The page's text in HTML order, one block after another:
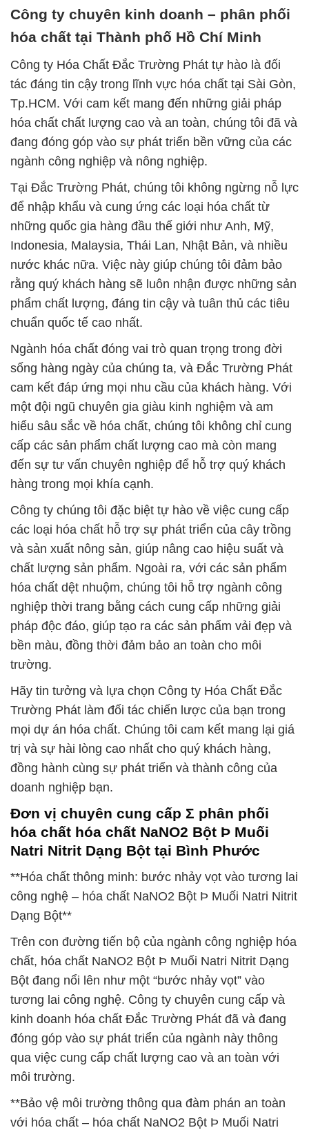
Công ty chuyên kinh doanh – phân phối
hóa chất tại Thành phố Hồ Chí Minh
Công ty Hóa Chất Đắc Trường Phát tự hào là đối
tác đáng tin cậy trong lĩnh vực hóa chất tại Sài Gòn,
Tp.HCM. Với cam kết mang đến những giải pháp
hóa chất chất lượng cao và an toàn, chúng tôi đã và
đang đóng góp vào sự phát triển bền vững của các
ngành công nghiệp và nông nghiệp.
Tại Đắc Trường Phát, chúng tôi không ngừng nỗ lực
để nhập khẩu và cung ứng các loại hóa chất từ
những quốc gia hàng đầu thế giới như Anh, Mỹ,
Indonesia, Malaysia, Thái Lan, Nhật Bản, và nhiều
nước khác nữa. Việc này giúp chúng tôi đảm bảo
rằng quý khách hàng sẽ luôn nhận được những sản
phẩm chất lượng, đáng tin cậy và tuân thủ các tiêu
chuẩn quốc tế cao nhất.
Ngành hóa chất đóng vai trò quan trọng trong đời
sống hàng ngày của chúng ta, và Đắc Trường Phát
cam kết đáp ứng mọi nhu cầu của khách hàng. Với
một đội ngũ chuyên gia giàu kinh nghiệm và am
hiểu sâu sắc về hóa chất, chúng tôi không chỉ cung
cấp các sản phẩm chất lượng cao mà còn mang
đến sự tư vấn chuyên nghiệp để hỗ trợ quý khách
hàng trong mọi khía cạnh.
Công ty chúng tôi đặc biệt tự hào về việc cung cấp
các loại hóa chất hỗ trợ sự phát triển của cây trồng
và sản xuất nông sản, giúp nâng cao hiệu suất và
chất lượng sản phẩm. Ngoài ra, với các sản phẩm
hóa chất dệt nhuộm, chúng tôi hỗ trợ ngành công
nghiệp thời trang bằng cách cung cấp những giải
pháp độc đáo, giúp tạo ra các sản phẩm vải đẹp và
bền màu, đồng thời đảm bảo an toàn cho môi
trường.
Hãy tin tưởng và lựa chọn Công ty Hóa Chất Đắc
Trường Phát làm đối tác chiến lược của bạn trong
mọi dự án hóa chất. Chúng tôi cam kết mang lại giá
trị và sự hài lòng cao nhất cho quý khách hàng,
đồng hành cùng sự phát triển và thành công của
doanh nghiệp bạn.
Đơn vị chuyên cung cấp Σ phân phối
hóa chất hóa chất NaNO2 Bột Þ Muối
Natri Nitrit Dạng Bột tại Bình Phước
**Hóa chất thông minh: bước nhảy vọt vào tương lai
công nghệ – hóa chất NaNO2 Bột Þ Muối Natri Nitrit
Dạng Bột**
Trên con đường tiến bộ của ngành công nghiệp hóa
chất, hóa chất NaNO2 Bột Þ Muối Natri Nitrit Dạng
Bột đang nổi lên như một “bước nhảy vọt” vào
tương lai công nghệ. Công ty chuyên cung cấp và
kinh doanh hóa chất Đắc Trường Phát đã và đang
đóng góp vào sự phát triển của ngành này thông
qua việc cung cấp chất lượng cao và an toàn với
môi trường.
**Bảo vệ môi trường thông qua đàm phán an toàn
với hóa chất – hóa chất NaNO2 Bột Þ Muối Natri